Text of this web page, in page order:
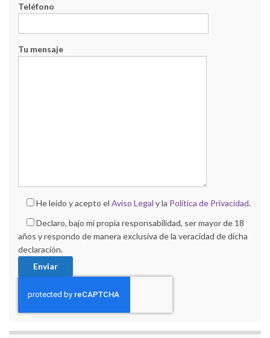
Teléfono
Tu mensaje
He leído y acepto el Aviso Legal y la Política de Privacidad.
Declaro, bajo mi propia responsabilidad, ser mayor de 18
años y respondo de manera exclusiva de la veracidad de dicha
declaración.